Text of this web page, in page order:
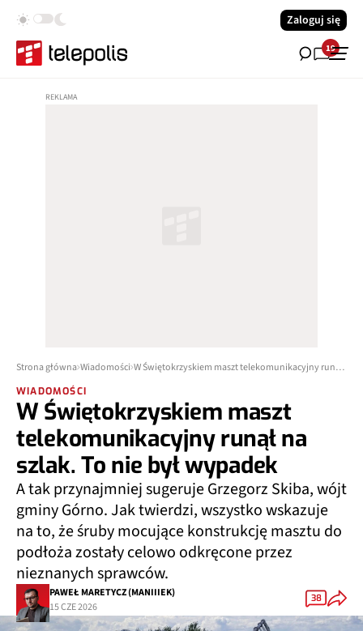
Zaloguj się
19
Strona główna Wiadomości W Świętokrzyskiem maszt telekomunikacyjny runął na szlak. To nie był wypadek
WIADOMOŚCI
W Świętokrzyskiem maszt
telekomunikacyjny runął na
szlak. To nie był wypadek
A tak przynajmniej sugeruje Grzegorz Skiba, wójt
gminy Górno. Jak twierdzi, wszystko wskazuje
na to, że śruby mocujące konstrukcję masztu do
podłoża zostały celowo odkręcone przez
nieznanych sprawców.
PAWEŁ MARETYCZ (MANIIIEK)
15 CZE 2026
38